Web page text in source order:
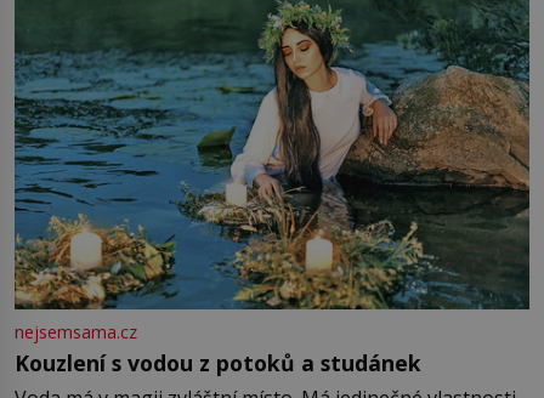
nejsemsama.cz
Kouzlení s vodou z potoků a studánek